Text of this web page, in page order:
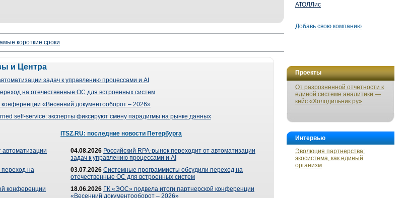
АТОЛЛис
Добавь свою компанию
Проекты
От разрозненной отчетности к
единой системе аналитики —
кейс «Холодильник.ру»
Интервью
Эволюция партнерства:
экосистема, как единый
организм
короткие сроки
и Центра
задач к управлению процессами и AI
на отечественные ОС для встроенных систем
«Весенний документооборот – 2026»
self-service: эксперты фиксируют смену парадигмы на рынке данных
автоматизации
на
конференции
ITSZ.RU: последние новости Петербурга
04.08.2026 Российский RPA-рынок переходит от автоматизации
задач к управлению процессами и AI
03.07.2026 Системные программисты обсудили переход на
отечественные ОС для встроенных систем
18.06.2026 ГК «ЭОС» подвела итоги партнерской конференции
«Весенний документооборот – 2026»